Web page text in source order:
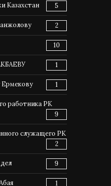
Казахстан
5
2
10
1
Ермекову 1
работника РК
9
служащего РК
2
9
1